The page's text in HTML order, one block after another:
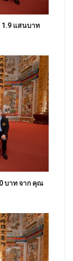
1.9 แสนบาท
บาท จาก คุณ